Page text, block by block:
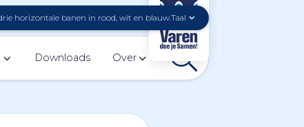
Taal
Downloads Over